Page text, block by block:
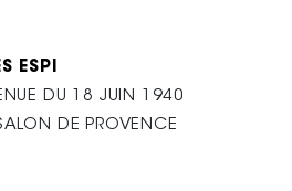
ESPI
DU 18 JUIN 1940
DE PROVENCE